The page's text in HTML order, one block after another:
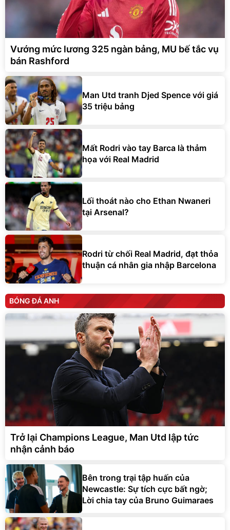
Vướng mức lương 325 ngàn bảng, MU bế tắc vụ
bán Rashford
Man Utd tranh Djed Spence với giá
35 triệu bảng
Mất Rodri vào tay Barca là thảm
họa với Real Madrid
Lối thoát nào cho Ethan Nwaneri
tại Arsenal?
Rodri từ chối Real Madrid, đạt thỏa
thuận cá nhân gia nhập Barcelona
BÓNG ĐÁ ANH
Trở lại Champions League, Man Utd lập tức
nhận cảnh báo
Bên trong trại tập huấn của
Newcastle: Sự tích cực bất ngờ;
Lời chia tay của Bruno Guimaraes